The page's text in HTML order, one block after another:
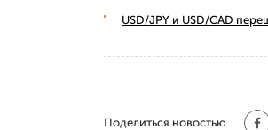
USD/JPY и USD/CAD
Поделиться новостью